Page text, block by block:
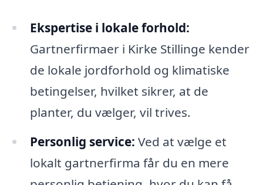
Ekspertise i lokale forhold:
Gartnerfirmaer i Kirke Stillinge kender
de lokale jordforhold og klimatiske
betingelser, hvilket sikrer, at de
planter, du vælger, vil trives.
Personlig service: Ved at vælge et
lokalt gartnerfirma får du en mere